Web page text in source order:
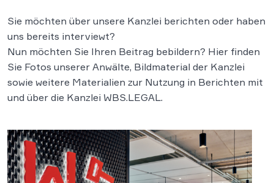
Sie möchten über unsere Kanzlei berichten oder haben
uns bereits interviewt?
Nun möchten Sie Ihren Beitrag bebildern? Hier finden
Sie Fotos unserer Anwälte, Bildmaterial der Kanzlei
sowie weitere Materialien zur Nutzung in Berichten mit
und über die Kanzlei WBS.LEGAL.